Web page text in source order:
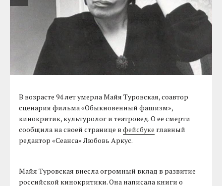
В возрасте 94 лет умерла Майя Туровская, соавтор
сценария фильма «Обыкновенный фашизм»,
кинокритик, культуролог и театровед. О ее смерти
сообщила на своей странице вфейсбуке главный
редактор «Сеанса» Любовь Аркус.
Майя Туровская внесла огромный вклад в развитие
российской кинокритики. Она написала книги о